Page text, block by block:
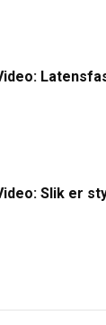
Slik er